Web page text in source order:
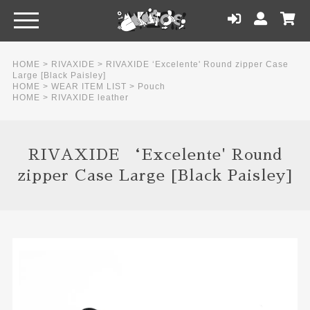
HOME > RIVAXIDE > RIVAXIDE ‘Excelente' Round zipper Case
Large [Black Paisley]
HOME > WEAR ITEM LIST > Pouch
HOME > RIVAXIDE leather
RIVAXIDE ‘Excelente' Round
zipper Case Large [Black Paisley]